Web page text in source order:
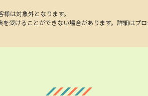
は対象外となります。
受けることができない場合があります。詳細はプロ